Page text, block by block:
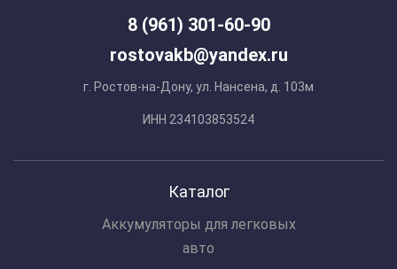
8 (961) 301-60-90
rostovakb@yandex.ru
г. Ростов-на-Дону, ул. Нансена, д. 103м
ИНН 234103853524
Каталог
Аккумуляторы для легковых
авто